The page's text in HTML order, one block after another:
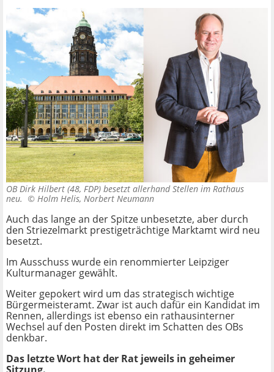
OB Dirk Hilbert (48, FDP) besetzt allerhand Stellen im Rathaus
neu. © Holm Helis, Norbert Neumann
Auch das lange an der Spitze unbesetzte, aber durch
den Striezelmarkt prestigeträchtige Marktamt wird neu
besetzt.
Im Ausschuss wurde ein renommierter Leipziger
Kulturmanager gewählt.
Weiter gepokert wird um das strategisch wichtige
Bürgermeisteramt. Zwar ist auch dafür ein Kandidat im
Rennen, allerdings ist ebenso ein rathausinterner
Wechsel auf den Posten direkt im Schatten des OBs
denkbar.
Das letzte Wort hat der Rat jeweils in geheimer